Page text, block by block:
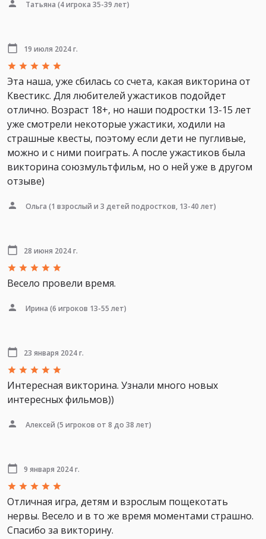
Татьяна (4 игрока 35-39 лет)
19 июля 2024 г.
Эта наша, уже сбилась со счета, какая викторина от
Квестикс. Для любителей ужастиков подойдет
отлично. Возраст 18+, но наши подростки 13-15 лет
уже смотрели некоторые ужастики, ходили на
страшные квесты, поэтому если дети не пугливые,
можно и с ними поиграть. А после ужастиков была
викторина союзмультфильм, но о ней уже в другом
отзыве)
Ольга (1 взрослый и 3 детей подростков, 13-40 лет)
28 июня 2024 г.
Весело провели время.
Ирина (6 игроков 13-55 лет)
23 января 2024 г.
Интересная викторина. Узнали много новых
интересных фильмов))
Алексей (5 игроков от 8 до 38 лет)
9 января 2024 г.
Отличная игра, детям и взрослым пощекотать
нервы. Весело и в то же время моментами страшно.
Спасибо за викторину.